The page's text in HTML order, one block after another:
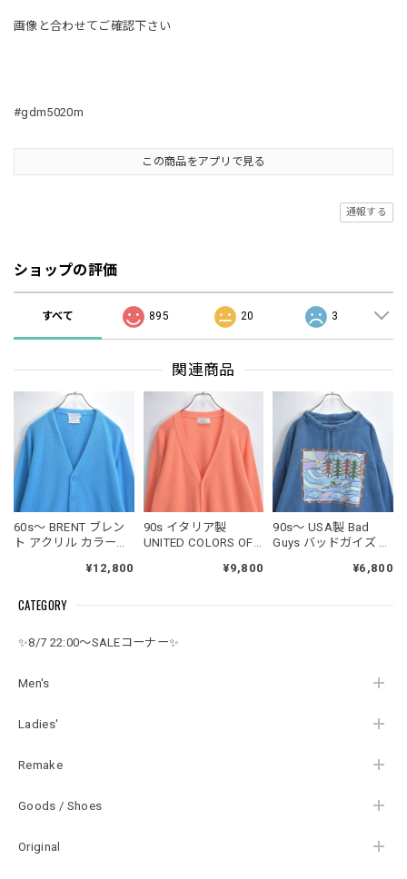
CATEGORY
✨8/7 22:00～SALEコーナー✨
Men's
Ladies'
Remake
Goods / Shoes
Original
画像と合わせてご確認下さい
#gdm5020m
この商品をアプリで見る
通報する
ショップの評価
すべて 895 20 3
関連商品
60s～ BRENT ブレン
ト アクリル カラーニ
ィガン セーター ター
テージ ビンテージ
ンズLサイズ
¥12,800
90s イタリア製
UNITED COLORS OF
ッドカラーズオブベ
ネック ニット カーデ
テージ ビンテージ ヨ
ーロッパ古着 メンズ
¥9,800
90s～ USA製 Bad
Guys バッドガイズ モ
トリング カヌーグラ
トレーナー デサント
¥6,800